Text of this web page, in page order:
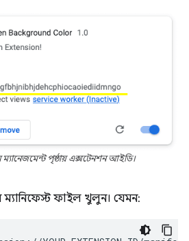
পৃষ্ঠায় এক্সটেনশন আইডি।
ফাইল খুলুন। যেমন: